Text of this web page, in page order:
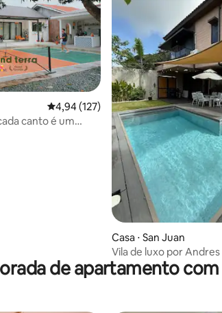
avaliações
4,94 de uma avaliação média de 5,
4,94 (127)
canto é um
Casa ⋅ San Juan
Vila de luxo por Andres
de apartamento